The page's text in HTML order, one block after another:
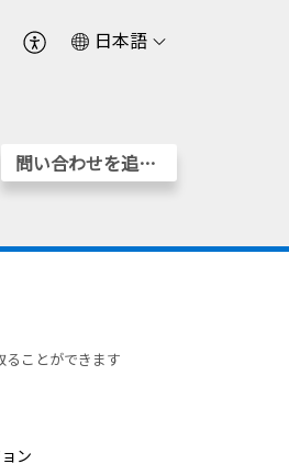
日本語
問い合わせを追加する
ることができます
ン